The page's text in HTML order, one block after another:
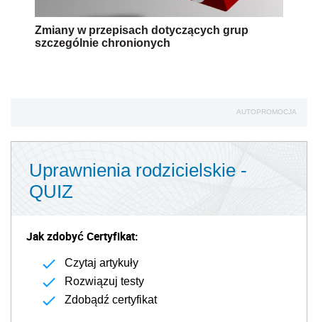
Zmiany w przepisach dotyczących grup
szczególnie chronionych
AUTOPROMOCJA
Uprawnienia rodzicielskie -
QUIZ
Jak zdobyć Certyfikat:
Czytaj artykuły
Rozwiązuj testy
Zdobądź certyfikat